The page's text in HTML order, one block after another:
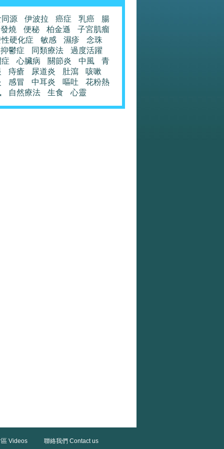
源 伊波拉 癌症 乳癌
腸
發燒
便秘 柏金遜
子宮肌瘤
硬化症
敏感 濕疹
念珠
抑鬱症
同類療法
過度活躍
心臟病 關節炎 中風
青
痔瘡 尿道炎 肚瀉
咳嗽
感冒 中耳炎 嘔吐
花粉熱
自然療法 生食 心靈
Videos 聯絡我們 Contact us